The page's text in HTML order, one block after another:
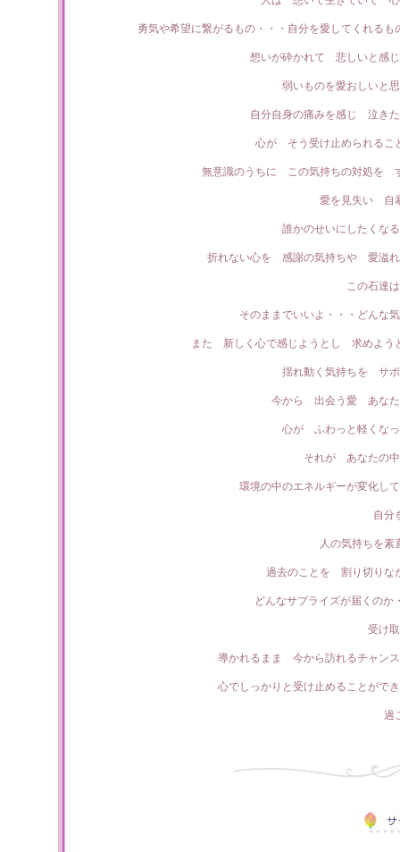
勇気や希望に繋がるもの・・・自分を愛してくれる
想いが砕かれて 悲しいと感
弱いものを愛おしいと
自分自身の痛みを感じ 泣き
心が そう受け止められるこ
無意識のうちに この気持ちの対処を
愛を見失い 自
誰かのせいにしたくな
折れない心を 感謝の気持ちや 愛溢れ
この石達
そのままでいいよ・・・どんな
また 新しく心で感じようとし 求めよ
揺れ動く気持ちを サ
今から 出会う愛 あなた
心が ふわっと軽くな
それが あなたの
環境の中のエネルギーが変化
自分
人の気持ちを素
過去のことを 割り切りな
どんなサプライズが届くの
受け
導かれるまま 今から訪れるチャン
心でしっかりと受け止めることが
過